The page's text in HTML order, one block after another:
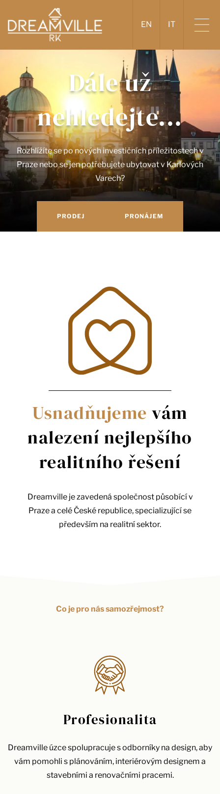
EN IT
Dále už
nehledejte...
Rozhlížíte se po nových investičních příležitostech v
Praze nebo se jen potřebujete ubytovat v Karlových
Varech?
PRODEJ PRONÁJEM
Usnadňujeme vám
nalezení nejlepšího
realitního řešení
Dreamville je zavedená společnost působící v
Praze a celé České republice, specializující se
především na realitní sektor.
Co je pro nás samozřejmost?
Profesionalita
Dreamville úzce spolupracuje s odborníky na design, aby
vám pomohli s plánováním, interiérovým designem a
stavebními a renovačními pracemi.